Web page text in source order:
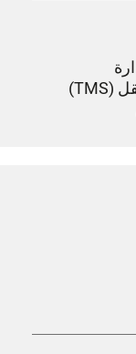
المستودعات (WMS)/أنظمة إدارة النقل (TMS)